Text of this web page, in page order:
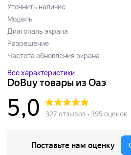
Уточнить наличие
Модель
Диагональ экрана
Разрешение
Частота обновления экрана
Все характеристики